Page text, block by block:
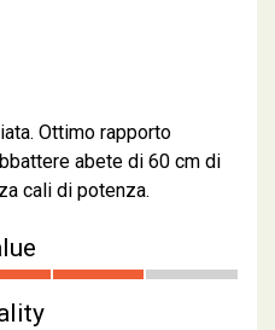
Ottimo rapporto
abete di 60 cm di
cali di potenza.